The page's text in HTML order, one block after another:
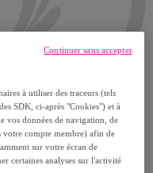
à utiliser des traceurs (tels
SDK, ci-après "Cookies") et à
vos données de navigation, de
votre compte membre) afin de
sur votre écran de
certaines analyses sur l'activité
Continuer sans accepter